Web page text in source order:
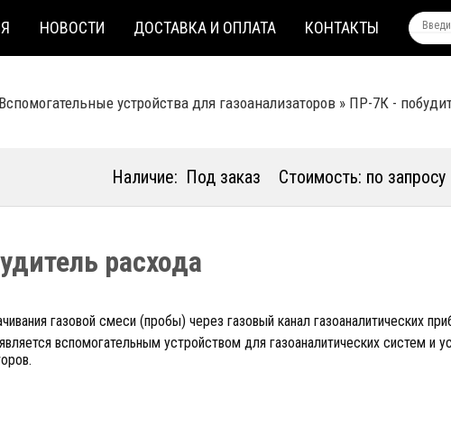
НОВОСТИ ДОСТАВКА И ОПЛАТА КОНТАКТЫ
Вспомогательные устройства для газоанализаторов » ПР-7К -
Наличие: Под заказ Стоимость: по запросу
расхода
газовой смеси (пробы) через газовый канал газоаналитических
является вспомогательным устройством для газоаналитических систем и